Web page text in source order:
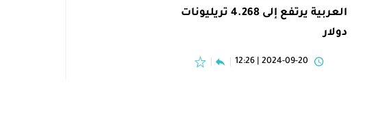
العربية يرتفع إلى 4.268 تريليونات
دولار
2024-09-20 | 12:26